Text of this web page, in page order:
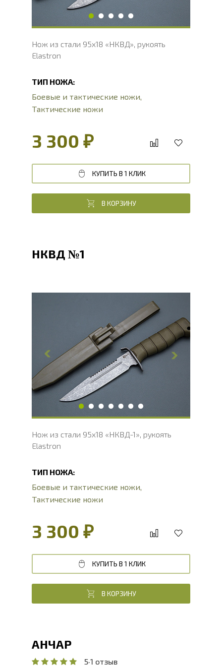
Нож из стали 95х18 «НКВД», рукоять
Elastron
ТИП НОЖА:
Боевые и тактические ножи,
Тактические ножи
3 300 ₽
КУПИТЬ В 1 КЛИК
В КОРЗИНУ
НКВД №1
260
Длина клинка, мм
150
Ширина клинка, мм
25
Толщина обуха, мм
Ширина рукояти, мм
31
Длина рукояти, мм
Толщина рукояти, мм
Твердость клинка, HRC
Нож из стали 95х18 «НКВД-1», рукоять
Elastron
ТИП НОЖА:
Боевые и тактические ножи,
Тактические ножи
3 300 ₽
КУПИТЬ В 1 КЛИК
В КОРЗИНУ
АНЧАР
5·1 отзыв